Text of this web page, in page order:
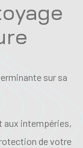
sur sa
aux intempéries,
de votre